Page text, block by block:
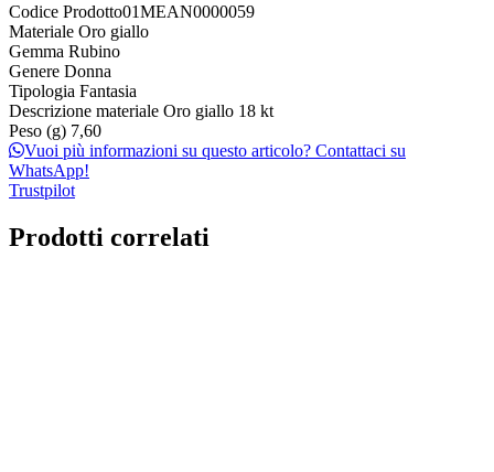
Codice Prodotto01MEAN0000059
Materiale Oro giallo
Gemma Rubino
Genere Donna
Tipologia Fantasia
Descrizione materiale Oro giallo 18 kt
Peso (g) 7,60
Vuoi più informazioni su questo articolo? Contattaci su
WhatsApp!
Trustpilot
Prodotti correlati